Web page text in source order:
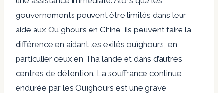
gouvernements peuvent être limités dans leur
aide aux Ouïghours en Chine, ils peuvent faire la
différence en aidant les exilés ouïghours, en
particulier ceux en Thaïlande et dans d’autres
centres de détention. La souffrance continue
endurée par les Ouïghours est une grave